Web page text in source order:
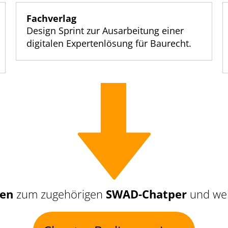
Fachverlag
Design Sprint zur Ausarbeitung einer
digitalen Expertenlösung für Baurecht.
zum zugehörigen SWAD-Chatper und